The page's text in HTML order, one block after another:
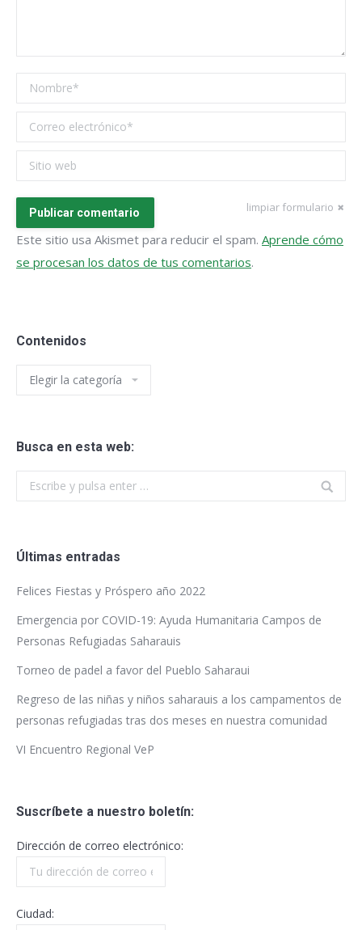
Nombre *
Correo electrónico *
Sitio web
limpiar formulario
Publicar comentario
Este sitio usa Akismet para reducir el spam. Aprende cómo
se procesan los datos de tus comentarios.
Contenidos
Contenidos
Busca en esta web:
Buscar:
Últimas entradas
Felices Fiestas y Próspero año 2022
Emergencia por COVID-19: Ayuda Humanitaria Campos de
Personas Refugiadas Saharauis
Torneo de padel a favor del Pueblo Saharaui
Regreso de las niñas y niños saharauis a los campamentos de
personas refugiadas tras dos meses en nuestra comunidad
VI Encuentro Regional VeP
Suscríbete a nuestro boletín:
Dirección de correo electrónico:
Ciudad: